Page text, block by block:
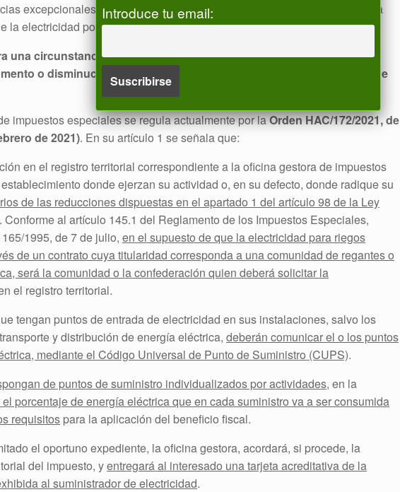
excepcionales, dichos hechos se pondrán en conocimiento de la oficina
la electricidad por cualquier medio del que quede constancia.
una circunstancia excepcional la que conlleve durante más de tres
o disminución en más del 10 por ciento en el último porcentaje de
impuestos especiales se regula actualmente por laOrden HAC/172/2021, de
de 2021). En su artículo 1 se señala que:
en el registro territorial correspondiente a la oficina gestora de impuestos
donde ejerzan su actividad o, en su defecto, donde radique su
de las reducciones dispuestas en el apartado 1 del artículo 98 de la Ley
. Conforme al artículo 145.1 del Reglamento de los Impuestos Especiales,
1995, de 7 de julio, en el supuesto de que la electricidad para riegos
de un contrato cuya titularidad corresponda a una comunidad de regantes o
será la comunidad o la confederación quien deberá solicitar la
el registro territorial.
tengan puntos de entrada de electricidad en sus instalaciones, salvo los
y distribución de energía eléctrica, deberán comunicar el o los puntos
mediante el Código Universal de Punto de Suministro (CUPS).
de puntos de suministro individualizados por actividades, en la
porcentaje de energía eléctrica que en cada suministro va a ser consumida
requisitos para la aplicación del beneficio fiscal.
el oportuno expediente, la oficina gestora, acordará, si procede, la
del impuesto, yentregará al interesado una tarjeta acreditativa de la
al suministrador de electricidad.
Introduce tu email: